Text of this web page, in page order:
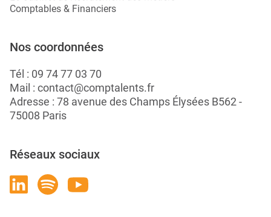
Comptables & Financiers
Nos coordonnées
Tél : 09 74 77 03 70
Mail : contact@comptalents.fr
Adresse : 78 avenue des Champs Élysées B562 -
75008 Paris
Réseaux sociaux